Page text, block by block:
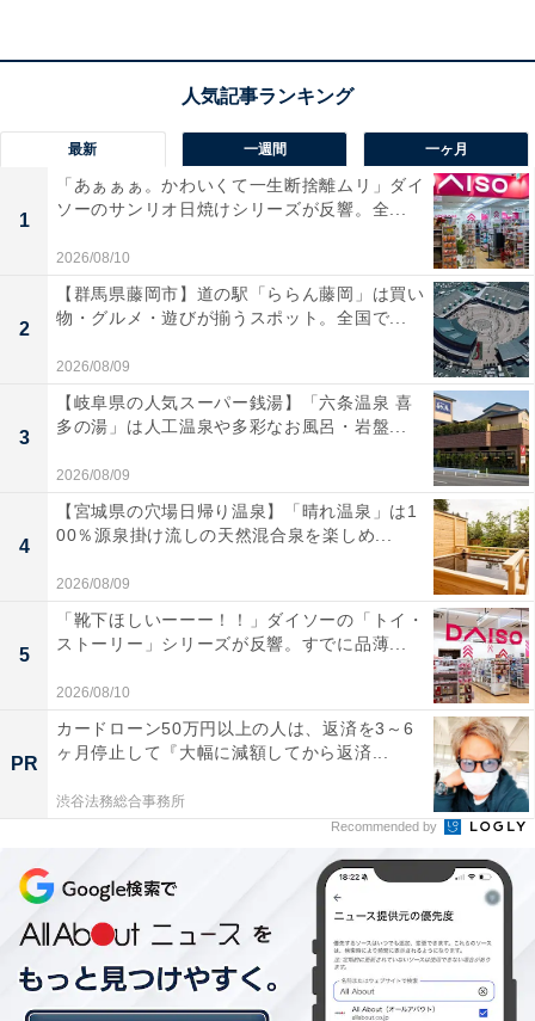
つなぐ」がテーマです。
船内で行われた「クルーズdeツナグ・プロジェクト」の北陸支援の記者発
表。神戸市長、国土交通省港湾局長、関連団体代表らが参加（2024年4月
15日）
具体的には、クルーズの魅力を知ってもらうため、全国
の港でクルーズセミナーや船内見学会などのイベントを
開催。取材時も神戸ポートターミナルに停泊中のオラン
ダ船「ウエステルダム」の船内見学が市民向けに開かれ
ていました。
最新 一週間 一ヶ月
1
「あぁぁぁ。かわいくて一生断捨離ムリ」ダイ
ソーのサンリオ日焼けシリーズが反響。全...
2026/08/10
2
【群馬県藤岡市】道の駅「ららん藤岡」は買い
物・グルメ・遊びが揃うスポット。全国で...
2026/08/09
3
【岐阜県の人気スーパー銭湯】「六条温泉 喜
多の湯」は人工温泉や多彩なお風呂・岩盤...
2026/08/09
4
【宮城県の穴場日帰り温泉】「晴れ温泉」は1
00％源泉掛け流しの天然混合泉を楽しめ...
2026/08/09
5
「靴下ほしいーーー！！」ダイソーの「トイ・
ストーリー」シリーズが反響。すでに品薄...
2026/08/10
PR
カードローン50万円以上の人は、返済を3～6
ヶ月停止して『大幅に減額してから返済...
渋谷法務総合事務所
Recommended by